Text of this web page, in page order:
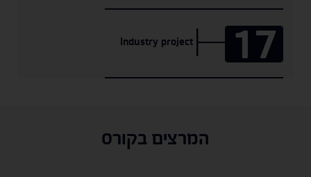
17
Industry project
המרצים בקורס